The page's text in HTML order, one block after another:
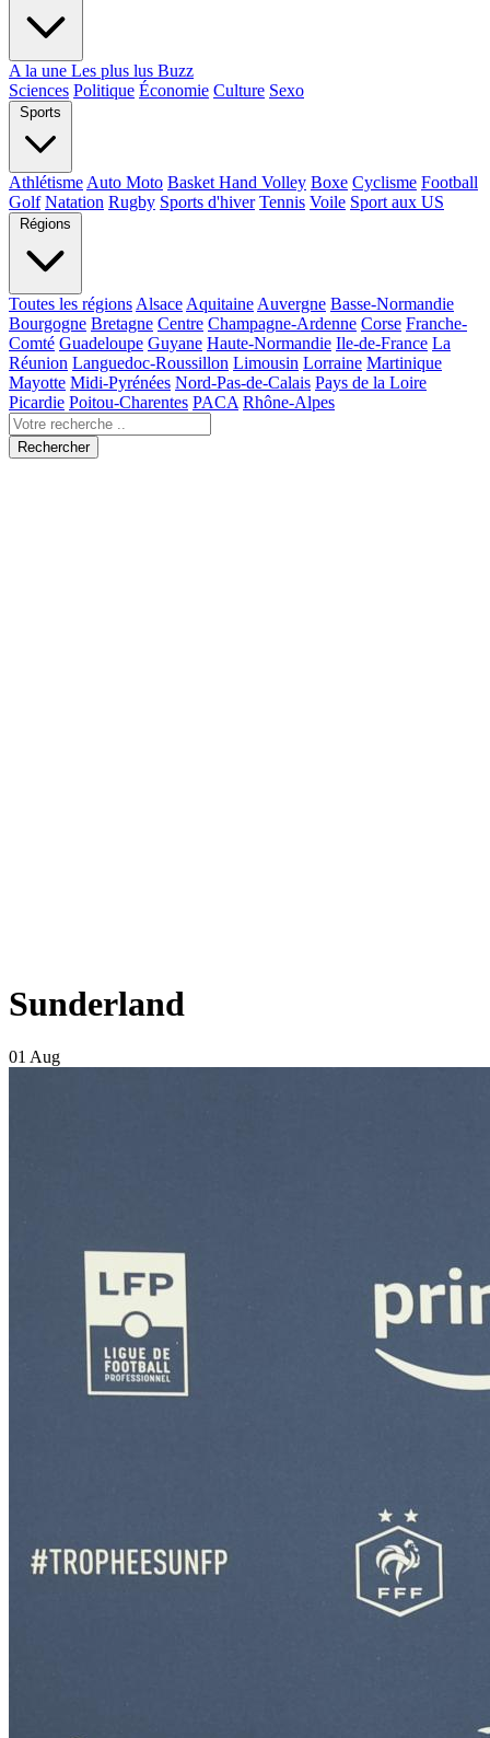
A la une Les plus lus Buzz
Sciences Politique Économie Culture Sexo
Sports
Athlétisme Auto Moto Basket Hand Volley Boxe Cyclisme Football
Golf Natation Rugby Sports d'hiver Tennis Voile Sport aux US
Régions
Toutes les régions Alsace Aquitaine Auvergne Basse-Normandie
Bourgogne Bretagne Centre Champagne-Ardenne Corse Franche-
Comté Guadeloupe Guyane Haute-Normandie Ile-de-France La
Réunion Languedoc-Roussillon Limousin Lorraine Martinique
Mayotte Midi-Pyrénées Nord-Pas-de-Calais Pays de la Loire
Picardie Poitou-Charentes PACA Rhône-Alpes
Rechercher
Sunderland
01 Aug